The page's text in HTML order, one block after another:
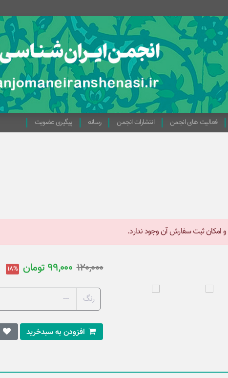
فعالیت های انجمن انتشارات انجمن رسانه پیگیری عضویت
امکان ثبت سفارش آن وجود ندارد.
120,000
99,000تومان 18%
رنگ